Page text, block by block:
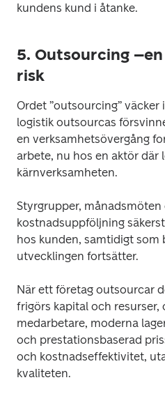
kundens kund i åtanke.
5. Outsourcing
risk
Ordet ”outsourcing”
logistik outsourcas
en verksamhetsövergång
arbete, nu hos en aktör där
kärnverksamheten.
Styrgrupper, månadsmöten
kostnadsuppföljning
hos kunden, samtidigt som
utvecklingen fortsätter.
När ett företag outsourcar
frigörs kapital och resurser,
medarbetare, moderna
och prestationsbaserad
och kostnadseffektivitet,
kvaliteten.